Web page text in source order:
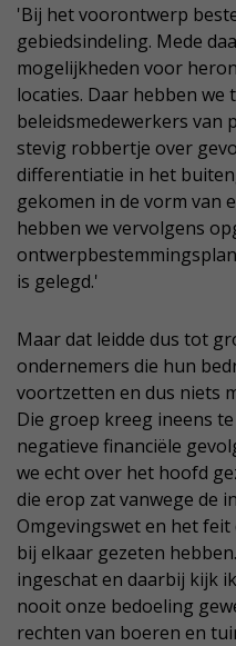
'Bij het voorontwerp
gebiedsindeling. Mede
mogelijkheden voor
locaties. Daar hebben
beleidsmedewerkers van
stevig robbertje over
differentiatie in het
gekomen in de vorm van
hebben we vervolgens
is gelegd.'
Maar dat leidde dus tot
ondernemers die hun
voortzetten en dus niets
Die groep kreeg ineens
negatieve financiële
we echt over het hoofd
die erop zat vanwege de
Omgevingswet en het
bij elkaar gezeten
ingeschat en daarbij kijk
nooit onze bedoeling
rechten van boeren en